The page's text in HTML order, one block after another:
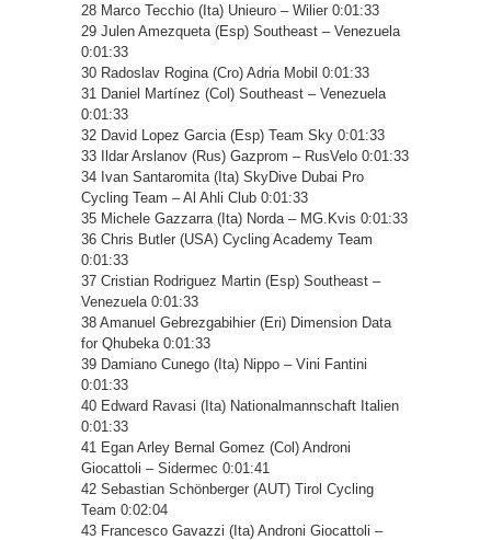
28 Marco Tecchio (Ita) Unieuro – Wilier 0:01:33
29 Julen Amezqueta (Esp) Southeast – Venezuela
0:01:33
30 Radoslav Rogina (Cro) Adria Mobil 0:01:33
31 Daniel Martínez (Col) Southeast – Venezuela
0:01:33
32 David Lopez Garcia (Esp) Team Sky 0:01:33
33 Ildar Arslanov (Rus) Gazprom – RusVelo 0:01:33
34 Ivan Santaromita (Ita) SkyDive Dubai Pro
Cycling Team – Al Ahli Club 0:01:33
35 Michele Gazzarra (Ita) Norda – MG.Kvis 0:01:33
36 Chris Butler (USA) Cycling Academy Team
0:01:33
37 Cristian Rodriguez Martin (Esp) Southeast –
Venezuela 0:01:33
38 Amanuel Gebrezgabihier (Eri) Dimension Data
for Qhubeka 0:01:33
39 Damiano Cunego (Ita) Nippo – Vini Fantini
0:01:33
40 Edward Ravasi (Ita) Nationalmannschaft Italien
0:01:33
41 Egan Arley Bernal Gomez (Col) Androni
Giocattoli – Sidermec 0:01:41
42 Sebastian Schönberger (AUT) Tirol Cycling
Team 0:02:04
43 Francesco Gavazzi (Ita) Androni Giocattoli –